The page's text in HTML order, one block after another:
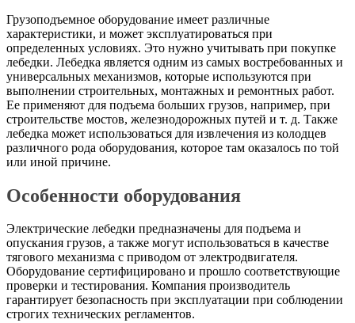
Грузоподъемное оборудование имеет различные
характеристики, и может эксплуатироваться при
определенных условиях. Это нужно учитывать при покупке
лебедки. Лебедка является одним из самых востребованных и
универсальных механизмов, которые используются при
выполнении строительных, монтажных и ремонтных работ.
Ее применяют для подъема больших грузов, например, при
строительстве мостов, железнодорожных путей и т. д. Также
лебедка может использоваться для извлечения из колодцев
различного рода оборудования, которое там оказалось по той
или иной причине.
Особенности оборудования
Электрические лебедки предназначены для подъема и
опускания грузов, а также могут использоваться в качестве
тягового механизма с приводом от электродвигателя.
Оборудование сертифицировано и прошло соответствующие
проверки и тестирования. Компания производитель
гарантирует безопасность при эксплуатации при соблюдении
строгих технических регламентов.